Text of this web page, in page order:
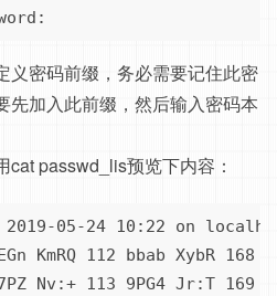
义密码前缀，务必需要记住此密
先加入此前缀，然后输入密码本
passwd_lis预览下内容：
2019-05-24 10:22 on
KmRQ 112 bbab XybR 168
Nv:+ 113 9PG4 Jr:T 169